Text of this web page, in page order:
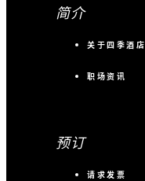
简介
关于四季酒店
职场资讯
预订
请求发票